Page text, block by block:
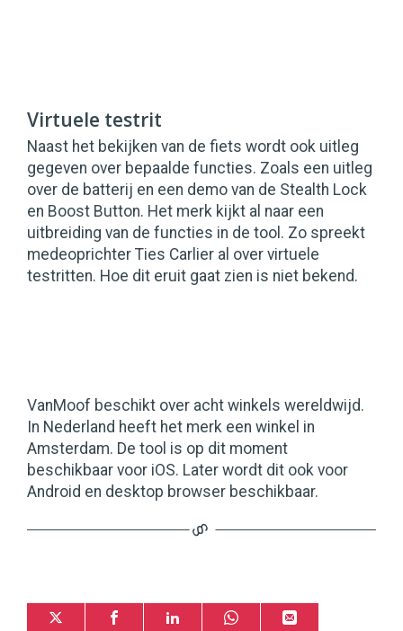
Virtuele testrit
Naast het bekijken van de fiets wordt ook uitleg
gegeven over bepaalde functies. Zoals een uitleg
over de batterij en een demo van de Stealth Lock
en Boost Button. Het merk kijkt al naar een
uitbreiding van de functies in de tool. Zo spreekt
medeoprichter Ties Carlier al over virtuele
testritten. Hoe dit eruit gaat zien is niet bekend.
VanMoof beschikt over acht winkels wereldwijd.
In Nederland heeft het merk een winkel in
Amsterdam. De tool is op dit moment
beschikbaar voor iOS. Later wordt dit ook voor
Android en desktop browser beschikbaar.